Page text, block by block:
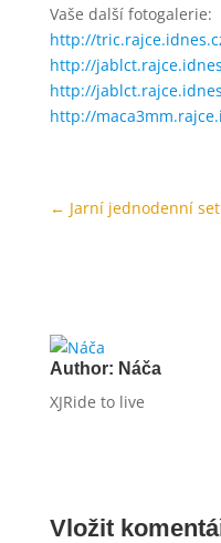
Vaše další fotogalerie:
http://
http://
http://
http://
← Jarní jednodenní
Author: Náča
XJRide to live
Vložit